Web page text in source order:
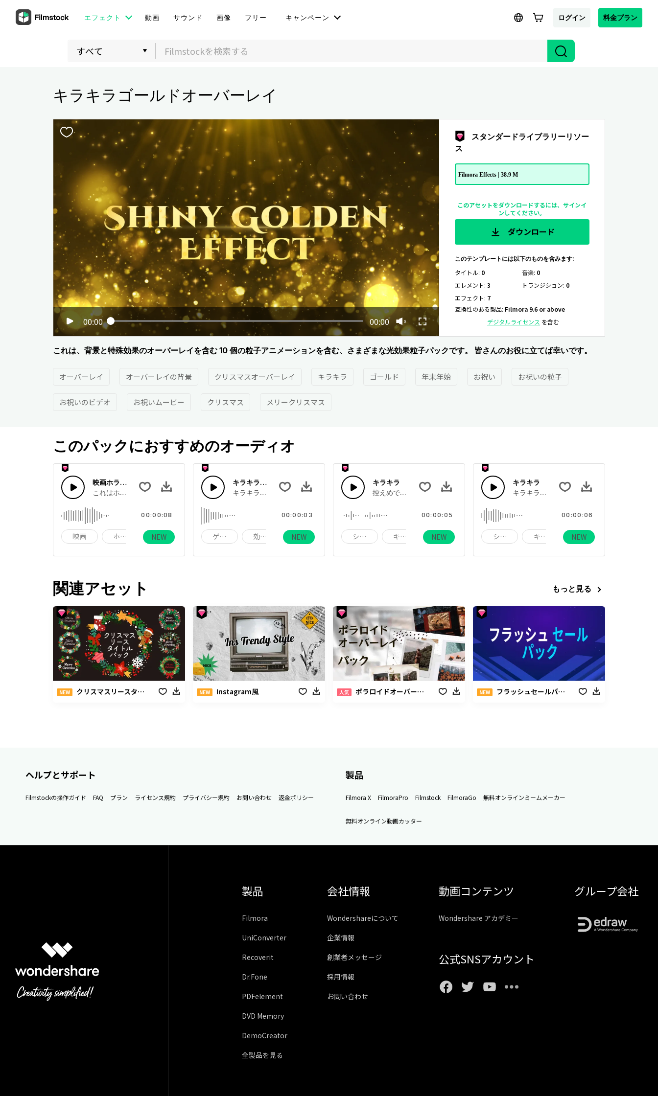
エフェクト 動画 サウンド 画像 フリー キャンペーン ログイン 料金プラン
キラキラゴールドオーバーレイ
00:00 00:00
スタンダードライブラリーリソー
ス
Filmora Effects | 38.9 M
このアセットをダウンロードするには、サインイ
ンしてください。
ダウンロード
このテンプレートには以下のものを含みます:
タイトル: 0 音楽: 0
エレメント: 3 トランジション: 0
エフェクト: 7
互換性のある製品: Filmora 9.6 or above
デジタルライセンス を含む
これは、背景と特殊効果のオーバーレイを含む 10 個の粒子アニメーションを含む、さまざまな光効果粒子パックです。 皆さんのお役に立てば幸いです。
オーバーレイ オーバーレイの背景 クリスマスオーバーレイ キラキラ ゴールド 年末年始 お祝い お祝いの粒子
お祝いのビデオ お祝いムービー クリスマス メリークリスマス
このパックにおすすめのオーディオ
映画ホラーメタルクレッシェンド
これはホラー風映画、メタルクレッシェンドの効果音です。
映画 ホラー映画 ホラー
00:00:08
NEW
キラキラパワーアップ
キラキラ輝く音に続くパワーアップ音です。
ゲーム 効果音 音
00:00:03
NEW
キラキラ
控えめで尊い印象のアニメのキラキラ音
シャキーン キラキラ 星
00:00:05
NEW
キラキラ
キラキラと新しい何かが出現するときの音
シャキーン キラキラ 星
00:00:06
NEW
関連アセット もっと見る
NEW クリスマスリースタイトルパック NEW Instagram風 人気 ポラロイドオーバーレイパック NEW フラッシュセールパック
ヘルプとサポート
Filmstockの操作ガイド FAQ プラン ライセンス規約 プライバシー規約 お問い合わせ 返金ポリシー
製品
Filmora X FilmoraPro Filmstock FilmoraGo 無料オンラインミームメーカー
無料オンライン動画カッター
製品
Filmora
UniConverter
Recoverit
Dr.Fone
PDFelement
DVD Memory
DemoCreator
全製品を見る
会社情報
Wondershareについて
企業情報
創業者メッセージ
採用情報
お問い合わせ
動画コンテンツ
Wondershare アカデミー
公式SNSアカウント
グループ会社